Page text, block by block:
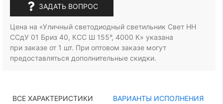
ЗАДАТЬ ВОПРОС
Цена на «Уличный светодиодный светильник Свет НН
ССдУ 01 Бриз 40, КСС Ш 155°, 4000 К» указана
при заказе от 1 шт. При оптовом заказе могут
предоставляться дополнительные скидки.
ВСЕ ХАРАКТЕРИСТИКИ
ВАРИАНТЫ ИСПОЛНЕНИЯ